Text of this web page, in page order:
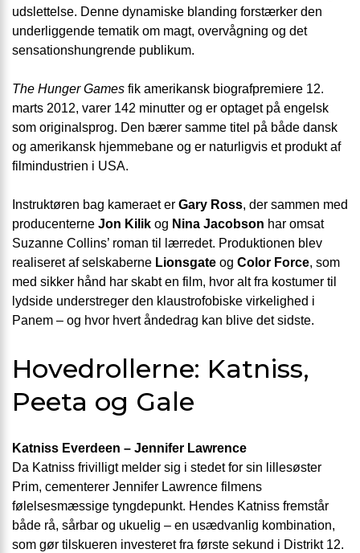
udslettelse. Denne dynamiske blanding forstærker den
underliggende tematik om magt, overvågning og det
sensationshungrende publikum.
The Hunger Games fik amerikansk biografpremiere 12.
marts 2012, varer 142 minutter og er optaget på engelsk
som originalsprog. Den bærer samme titel på både dansk
og amerikansk hjemmebane og er naturligvis et produkt af
filmindustrien i USA.
Instruktøren bag kameraet er Gary Ross, der sammen med
producenterne Jon Kilik og Nina Jacobson har omsat
Suzanne Collins’ roman til lærredet. Produktionen blev
realiseret af selskaberne Lionsgate og Color Force, som
med sikker hånd har skabt en film, hvor alt fra kostumer til
lydside understreger den klaustrofobiske virkelighed i
Panem – og hvor hvert åndedrag kan blive det sidste.
Hovedrollerne: Katniss,
Peeta og Gale
Katniss Everdeen – Jennifer Lawrence
Da Katniss frivilligt melder sig i stedet for sin lillesøster
Prim, cementerer Jennifer Lawrence filmens
følelsesmæssige tyngdepunkt. Hendes Katniss fremstår
både rå, sårbar og ukuelig – en usædvanlig kombination,
som gør tilskueren investeret fra første sekund i Distrikt 12.